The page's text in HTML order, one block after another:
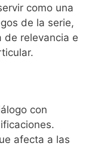
como una
de la serie,
de relevancia e
con
afecta a las